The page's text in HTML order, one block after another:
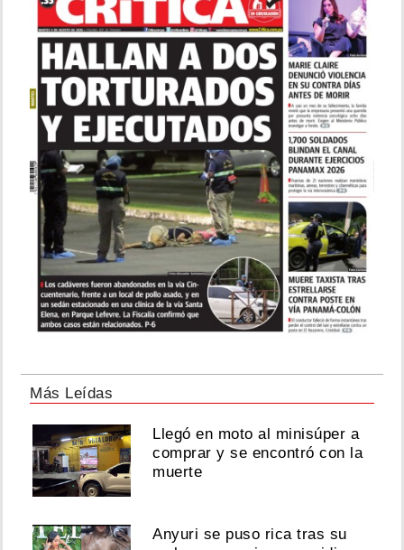
Más Leídas
Llegó en moto al minisúper a
comprar y se encontró con la
muerte
Anyuri se puso rica tras su